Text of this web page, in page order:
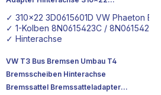
Bremsscheibe
✓ 310x22 3D0615601D VW Phaeton
✓ 1-Kolben 8N0615423C /
✓ Hinterachse
VW T3 Bus Bremsen Umbau T4
Bremsscheiben Hinterachse
Bremssattel Bremssatteladapter